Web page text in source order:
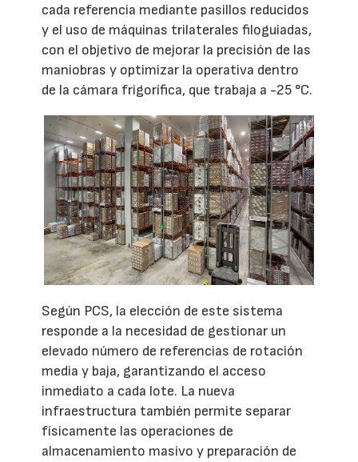
cada referencia mediante pasillos reducidos
y el uso de máquinas trilaterales filoguiadas,
con el objetivo de mejorar la precisión de las
maniobras y optimizar la operativa dentro
de la cámara frigorífica, que trabaja a -25 °C.
Según PCS, la elección de este sistema
responde a la necesidad de gestionar un
elevado número de referencias de rotación
media y baja, garantizando el acceso
inmediato a cada lote. La nueva
infraestructura también permite separar
físicamente las operaciones de
almacenamiento masivo y preparación de